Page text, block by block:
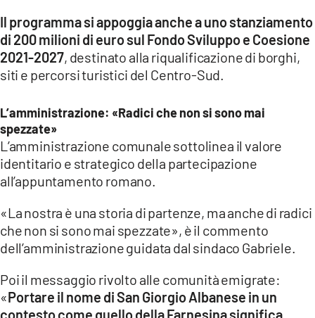
Il programma si appoggia anche a uno stanziamento
di 200 milioni di euro sul Fondo Sviluppo e Coesione
2021-2027, destinato alla riqualificazione di borghi,
siti e percorsi turistici del Centro-Sud.
L’amministrazione: «Radici che non si sono mai
spezzate»
L’amministrazione comunale sottolinea il valore
identitario e strategico della partecipazione
all’appuntamento romano.
«La nostra è una storia di partenze, ma anche di radici
che non si sono mai spezzate», è il commento
dell’amministrazione guidata dal sindaco Gabriele.
Poi il messaggio rivolto alle comunità emigrate:
«Portare il nome di San Giorgio Albanese in un
contesto come quello della Farnesina significa